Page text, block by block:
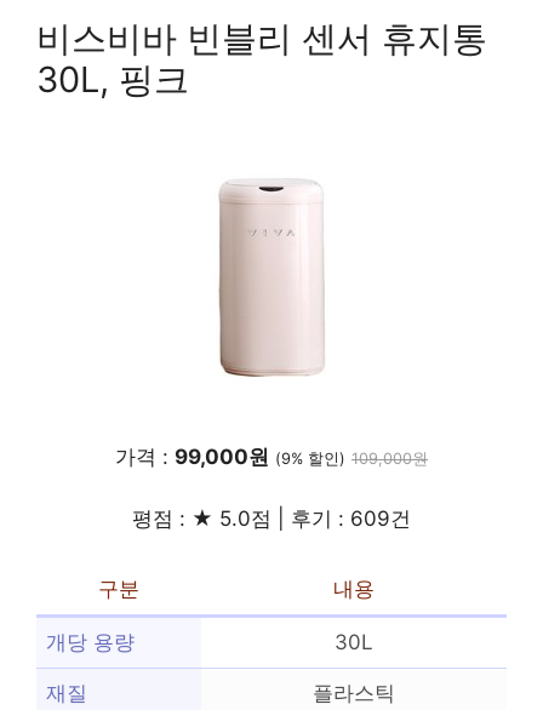
비스비바 빈블리 센서 휴지통
30L, 핑크
가격 : 99,000원 (9% 할인) 109,000원
평점 : ★ 5.0점 | 후기 : 609건
구분 내용
개당 용량 30L
재질 플라스틱